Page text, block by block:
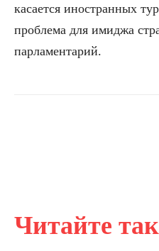
Читайте
касается иностранных
проблема для имиджа
парламентарий.